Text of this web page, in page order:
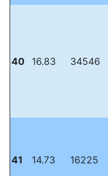
40 16.83 34546
41 14.73 16225